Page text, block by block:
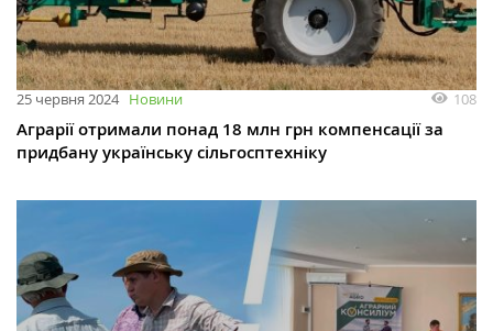
25 червня 2024 Новини 108
Аграрії отримали понад 18 млн грн компенсації за
придбану українську сільгосптехніку